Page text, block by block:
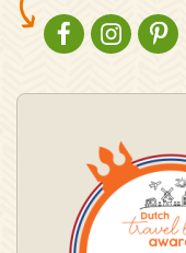
NATURESCANNER